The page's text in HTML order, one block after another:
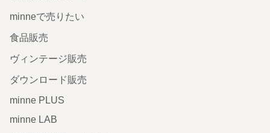
minneで売りたい
食品販売
ヴィンテージ販売
ダウンロード販売
minne PLUS
minne LAB